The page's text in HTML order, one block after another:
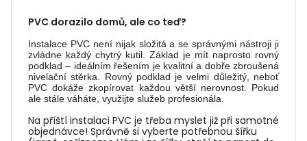
PVC dorazilo domů, ale co teď?
Instalace PVC není nijak složitá a se správnými nástroji ji
zvládne každý chytrý kutil. Základ je mít naprosto rovný
podklad – ideálním řešením je kvalitní a dobře zbroušená
nivelační stěrka. Rovný podklad je velmi důležitý, neboť
PVC dokáže zkopírovat každou větší nerovnost. Pokud
ale stále váháte, využijte služeb profesionála.
Na příští instalaci PVC je třeba myslet již při samotné
objednávce! Správně si vyberte potřebnou šířku